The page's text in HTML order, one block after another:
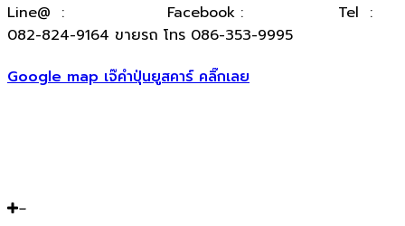
​Line@ :
Facebook :
Tel :
082-824-9164 ขายรถ โทร 086-353-9995
Google map เจ๊คำปุ่นยูสคาร์ คลิ๊กเลย